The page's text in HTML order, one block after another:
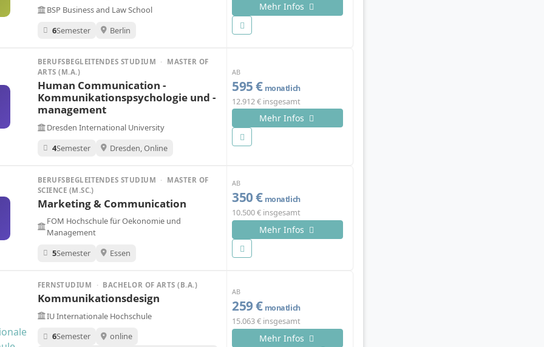
BSP Business and Law School
6Semester Berlin
Mehr Infos
BERUFSBEGLEITENDES STUDIUM · MASTER OF
ARTS (M.A.)
Human Communication -
Kommunikationspsychologie und -
management
Dresden International University
4Semester Dresden, Online
AB
595 € monatlich
12.912 € insgesamt
Mehr Infos
BERUFSBEGLEITENDES STUDIUM · MASTER OF
SCIENCE (M.SC.)
Marketing & Communication
FOM Hochschule für Oekonomie und
Management
5Semester Essen
AB
350 € monatlich
10.500 € insgesamt
Mehr Infos
FERNSTUDIUM · BACHELOR OF ARTS (B.A.)
Kommunikationsdesign
IU Internationale Hochschule
6Semester
online
AB
259 € monatlich
15.063 € insgesamt
Mehr Infos